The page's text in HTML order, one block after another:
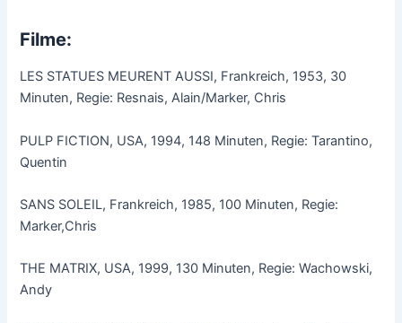
Filme:
LES STATUES MEURENT AUSSI, Frankreich, 1953, 30
Minuten, Regie: Resnais, Alain/Marker, Chris
PULP FICTION, USA, 1994, 148 Minuten, Regie: Tarantino,
Quentin
SANS SOLEIL, Frankreich, 1985, 100 Minuten, Regie:
Marker,Chris
THE MATRIX, USA, 1999, 130 Minuten, Regie: Wachowski,
Andy